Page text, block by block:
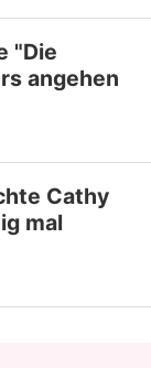
"Die
angehen
Cathy
mal